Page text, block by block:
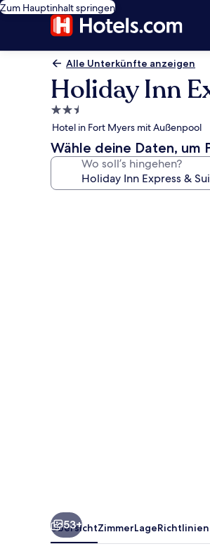
Zum Hauptinhalt springen
Alle Unterkünfte anzeigen
Holiday Inn
2.5-
Sterne-
Unterkunft
Hotel in Fort Myers mit Außenpool
Wähle deine Daten, um
Wo soll’s hingehen?
53+
ÜbersichtZimmerLageRichtlinien